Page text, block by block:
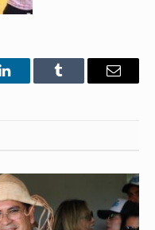
LinkedInTumblr
E-